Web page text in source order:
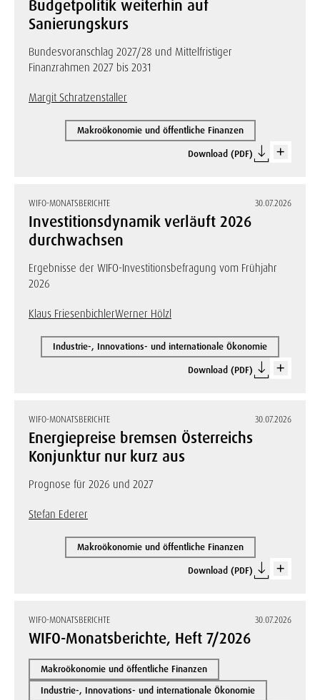
Budgetpolitik weiterhin auf
Sanierungskurs
Bundesvoranschlag 2027/28 und Mittelfristiger
Finanzrahmen 2027 bis 2031
Margit Schratzenstaller
Makroökonomie und öffentliche Finanzen
Download (PDF)
WIFO-MONATSBERICHTE 30.07.2026
Investitionsdynamik verläuft 2026
durchwachsen
Ergebnisse der WIFO-Investitionsbefragung vom Frühjahr
2026
Klaus FriesenbichlerWerner Hölzl
Industrie-, Innovations- und internationale Ökonomie
Download (PDF)
WIFO-MONATSBERICHTE 30.07.2026
Energiepreise bremsen Österreichs
Konjunktur nur kurz aus
Prognose für 2026 und 2027
Stefan Ederer
Makroökonomie und öffentliche Finanzen
Download (PDF)
WIFO-MONATSBERICHTE 30.07.2026
WIFO-Monatsberichte, Heft 7/2026
Makroökonomie und öffentliche Finanzen
Industrie-, Innovations- und internationale Ökonomie